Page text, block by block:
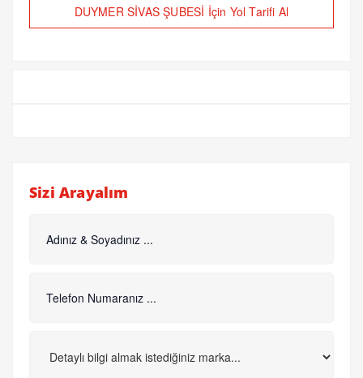
DUYMER SİVAS ŞUBESİ İçin Yol Tarifi Al
Sizi Arayalım